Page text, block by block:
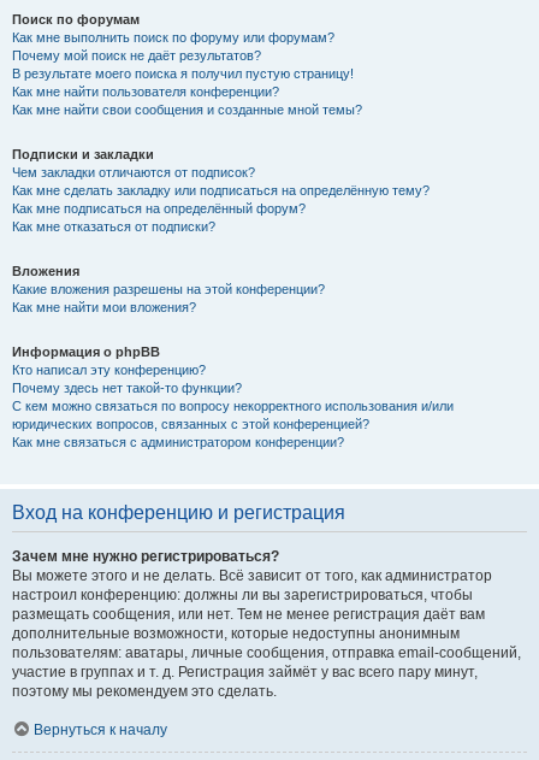
Поиск по форумам
Как мне выполнить поиск по форуму или форумам?
Почему мой поиск не даёт результатов?
В результате моего поиска я получил пустую страницу!
Как мне найти пользователя конференции?
Как мне найти свои сообщения и созданные мной темы?
Подписки и закладки
Чем закладки отличаются от подписок?
Как мне сделать закладку или подписаться на определённую тему?
Как мне подписаться на определённый форум?
Как мне отказаться от подписки?
Вложения
Какие вложения разрешены на этой конференции?
Как мне найти мои вложения?
Информация о phpBB
Кто написал эту конференцию?
Почему здесь нет такой-то функции?
С кем можно связаться по вопросу некорректного использования и/или
юридических вопросов, связанных с этой конференцией?
Как мне связаться с администратором конференции?
Вход на конференцию и регистрация
Зачем мне нужно регистрироваться?
Вы можете этого и не делать. Всё зависит от того, как администратор
настроил конференцию: должны ли вы зарегистрироваться, чтобы
размещать сообщения, или нет. Тем не менее регистрация даёт вам
дополнительные возможности, которые недоступны анонимным
пользователям: аватары, личные сообщения, отправка email-сообщений,
участие в группах и т. д. Регистрация займёт у вас всего пару минут,
поэтому мы рекомендуем это сделать.
Вернуться к началу